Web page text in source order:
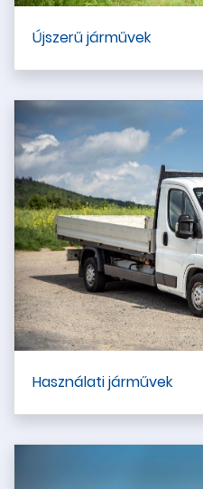
Újszerű járművek
Használati járművek